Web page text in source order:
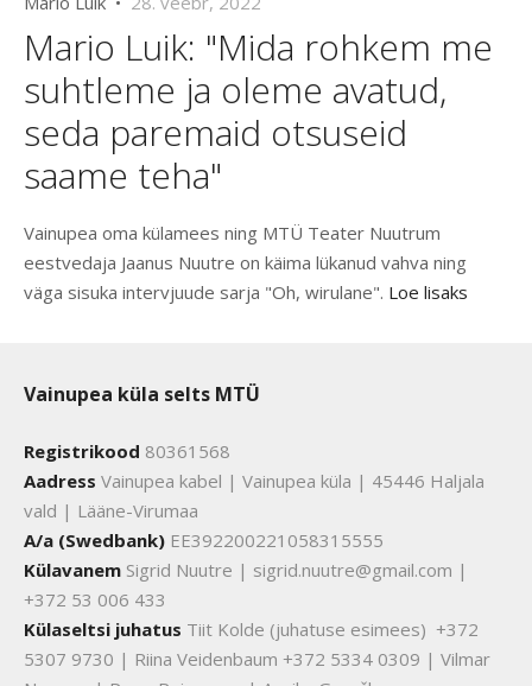
Mario Luik: "Mida rohkem me
suhtleme ja oleme avatud,
seda paremaid otsuseid
saame teha"
Vainupea oma külamees ning MTÜ Teater Nuutrum
eestvedaja Jaanus Nuutre on käima lükanud vahva ning
väga sisuka intervjuude sarja "Oh, wirulane". Loe lisaks
Vainupea küla selts MTÜ
Registrikood 80361568
Aadress Vainupea kabel | Vainupea küla | 45446 Haljala
vald | Lääne-Virumaa
A/a (Swedbank) EE392200221058315555
Külavanem Sigrid Nuutre | sigrid.nuutre@gmail.com |
+372 53 006 433
Külaseltsi juhatus Tiit Kolde (juhatuse esimees) +372
5307 9730 | Riina Veidenbaum +372 5334 0309 | Vilmar